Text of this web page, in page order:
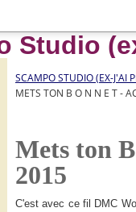
SCAMPO STUDIO (EX-J'AI
METS TON B O N N E T -
Mets ton
2015
C'est avec ce fil DMC